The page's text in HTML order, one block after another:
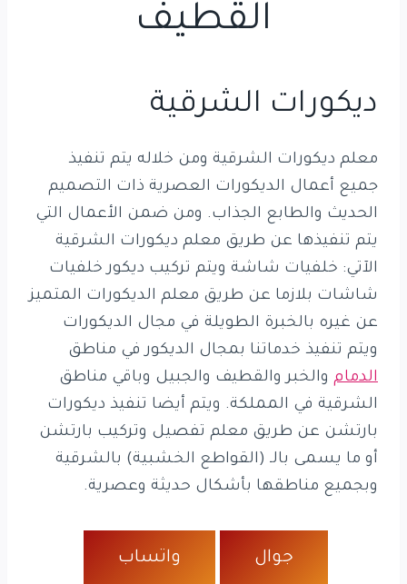
القطيف
ديكورات الشرقية
معلم ديكورات الشرقية ومن خلاله يتم تنفيذ
جميع أعمال الديكورات العصرية ذات التصميم
الحديث والطابع الجذاب. ومن ضمن الأعمال التي
يتم تنفيذها عن طريق معلم ديكورات الشرقية
الآتي: خلفيات شاشة ويتم تركيب ديكور خلفيات
شاشات بلازما عن طريق معلم الديكورات المتميز
عن غيره بالخبرة الطويلة في مجال الديكورات
ويتم تنفيذ خدماتنا بمجال الديكور في مناطق
الدمام والخبر والقطيف والجبيل وباقي مناطق
الشرقية في المملكة. ويتم أيضا تنفيذ ديكورات
بارتشن عن طريق معلم تفصيل وتركيب بارتشن
أو ما يسمى بالـ (القواطع الخشبية) بالشرقية
وبجميع مناطقها بأشكال حديثة وعصرية.
جوال واتساب